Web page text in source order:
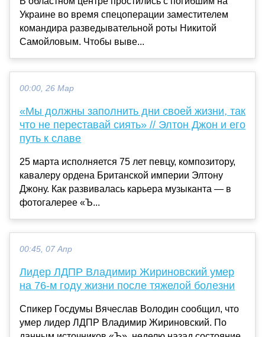
Украине во время спецоперации заместителем
командира разведывательной роты Никитой
Самойловым. Чтобы выве...
00:00, 26 Мар
«Мы должны заполнить дни своей жизни, так
что не переставай сиять» // Элтон Джон и его
путь к славе
25 марта исполняется 75 лет певцу, композитору,
кавалеру ордена Британской империи Элтону
Джону. Как развивалась карьера музыканта — в
фотогалерее «Ъ...
00:45, 07 Апр
Лидер ЛДПР Владимир Жириновский умер
на 76-м году жизни после тяжелой болезни
Спикер Госдумы Вячеслав Володин сообщил, что
умер лидер ЛДПР Владимир Жириновский. По